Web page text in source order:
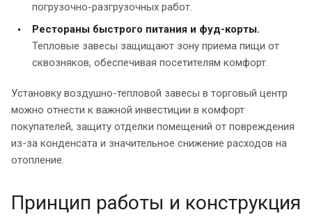
погрузочно-разгрузочных работ.
Рестораны быстрого питания и фуд-корты.
Тепловые завесы защищают зону приема пищи от
сквозняков, обеспечивая посетителям комфорт.
Установку воздушно-тепловой завесы в торговый центр
можно отнести к важной инвестиции в комфорт
покупателей, защиту отделки помещений от повреждения
из-за конденсата и значительное снижение расходов на
отопление.
Принцип работы и конструкция